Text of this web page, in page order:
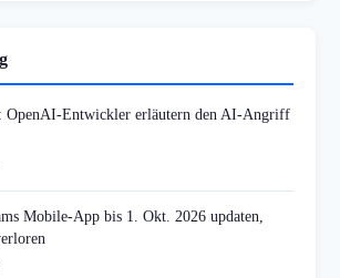
OpenAI-Entwickler erläutern den AI-Angriff
Mobile-App bis 1. Okt. 2026 updaten,